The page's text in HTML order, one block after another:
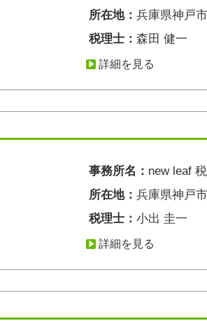
所在地： 兵庫県神戸
税理士： 森田 健一
詳細を見る
事務所名： new leaf
所在地： 兵庫県神戸
税理士： 小出 圭一
詳細を見る